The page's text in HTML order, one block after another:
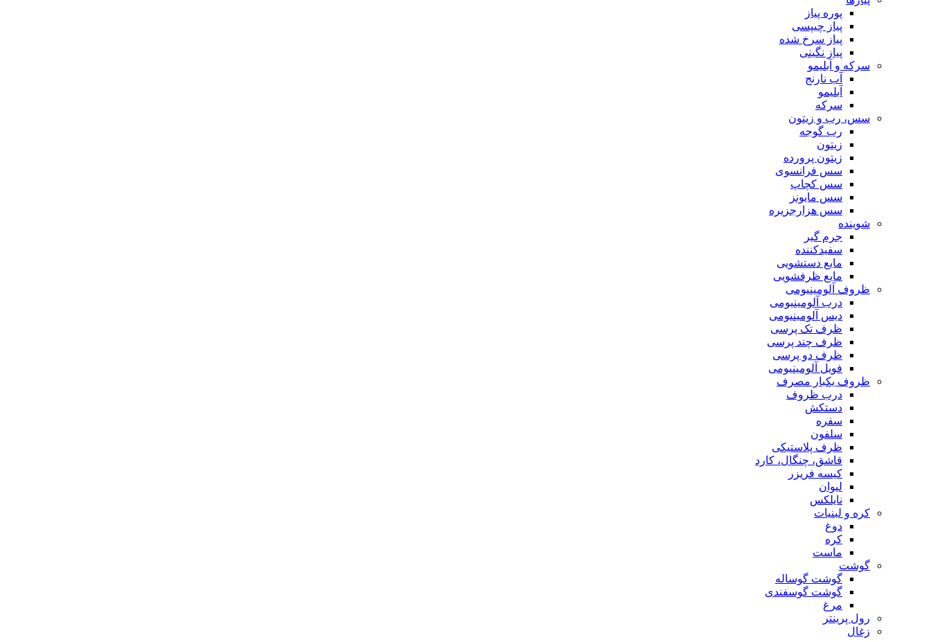
پوره پیاز
پیاز چیپسی
پیاز سرخ شده
پیاز نگینی
سرکه و آبلیمو
آب نارنج
آبلیمو
سرکه
سس، رب و زیتون
رب گوجه
زیتون
زیتون پرورده
سس فرانسوی
سس کچاپ
سس مایونز
سس هزارجزیره
شوینده
جرم گیر
سفیدکننده
مایع دستشویی
مایع ظرفشویی
ظروف آلومینیومی
درب آلومینیومی
دیس آلومینیومی
ظرف تک پرسی
ظرف چند پرسی
ظرف دو پرسی
فویل آلومینیومی
ظروف یکبار مصرف
درب ظروف
دستکش
سفره
سلفون
ظرف پلاستیکی
قاشق، چنگال، کارد
کیسه فریزر
لیوان
نایلکس
کره و لبنیات
دوغ
کره
ماست
گوشت
گوشت گوساله
گوشت گوسفندی
مرغ
رول پرینتر
زغال